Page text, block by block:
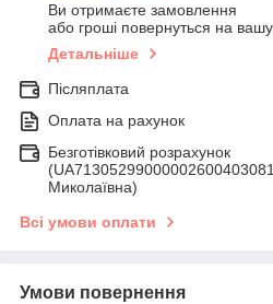
Ви отримаєте замовлення
або гроші повернуться на вашу
Детальніше
Післяплата
Оплата на рахунок
Безготівковий розрахунок
Миколаївна)
Всі умови оплати
Умови повернення